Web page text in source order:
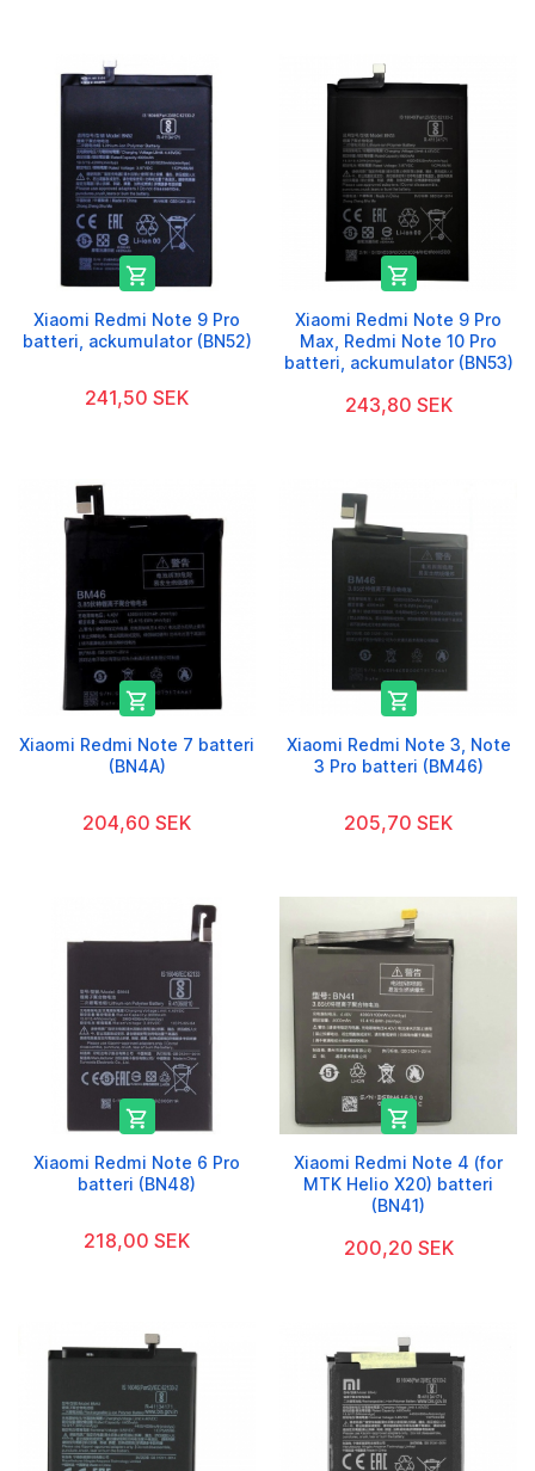

Xiaomi Redmi Note 9 Pro
batteri, ackumulator (BN52)
241,50 SEK

Xiaomi Redmi Note 9 Pro
Max, Redmi Note 10 Pro
batteri, ackumulator (BN53)
243,80 SEK

Xiaomi Redmi Note 7 batteri
(BN4A)
204,60 SEK

Xiaomi Redmi Note 3, Note
3 Pro batteri (BM46)
205,70 SEK

Xiaomi Redmi Note 6 Pro
batteri (BN48)
218,00 SEK

Xiaomi Redmi Note 4 (for
MTK Helio X20) batteri
(BN41)
200,20 SEK